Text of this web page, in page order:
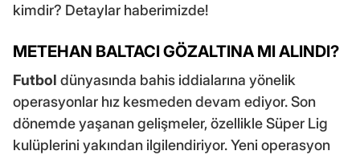
kimdir? Detaylar haberimizde!
METEHAN BALTACI GÖZALTINA MI ALINDI?
Futbol dünyasında bahis iddialarına yönelik
operasyonlar hız kesmeden devam ediyor. Son
dönemde yaşanan gelişmeler, özellikle Süper Lig
kulüplerini yakından ilgilendiriyor. Yeni operasyon